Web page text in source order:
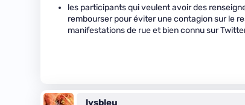
les participants qui veulent avoir des
rembourser pour éviter une contagion sur le
manifestations de rue et bien connu sur
lysbleu